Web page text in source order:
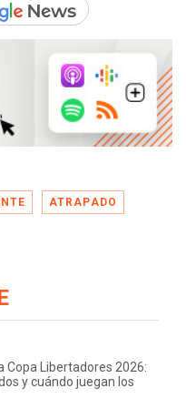
ATRAPADO
Copa Libertadores 2026:
y cuándo juegan los